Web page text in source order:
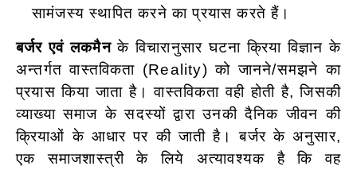
सामंजस्य स्थापित करने का प्रयास करते हैं।
बर्जर एवं लकमैनके विचारानुसार घटना क्रिया विज्ञान के
अन्तर्गत वास्तविकता (Reality) को जानने/समझने का
प्रयास किया जाता है। वास्तविकता वही होती है, जिसकी
व्याख्या समाज के सदस्यों द्वारा उनकी दैनिक जीवन की
क्रियाओं के आधार पर की जाती है। बर्जर के अनुसार,
एक समाजशास्त्री के लिये अत्यावश्यक है कि वह